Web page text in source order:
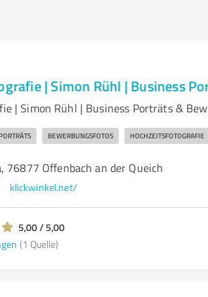
| Simon Rühl | Business
| Simon Rühl | Business Porträts &
BEWERBUNGSFOTOS HOCHZEITSFOTOGRAFIE
76877 Offenbach an der Queich
klickwinkel.net/
5,00 / 5,00
(1 Quelle)